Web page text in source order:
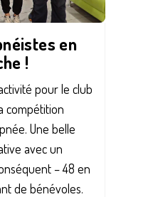
en
!
pour le club
compétition
Une belle
avec un
– 48 en
de bénévoles.